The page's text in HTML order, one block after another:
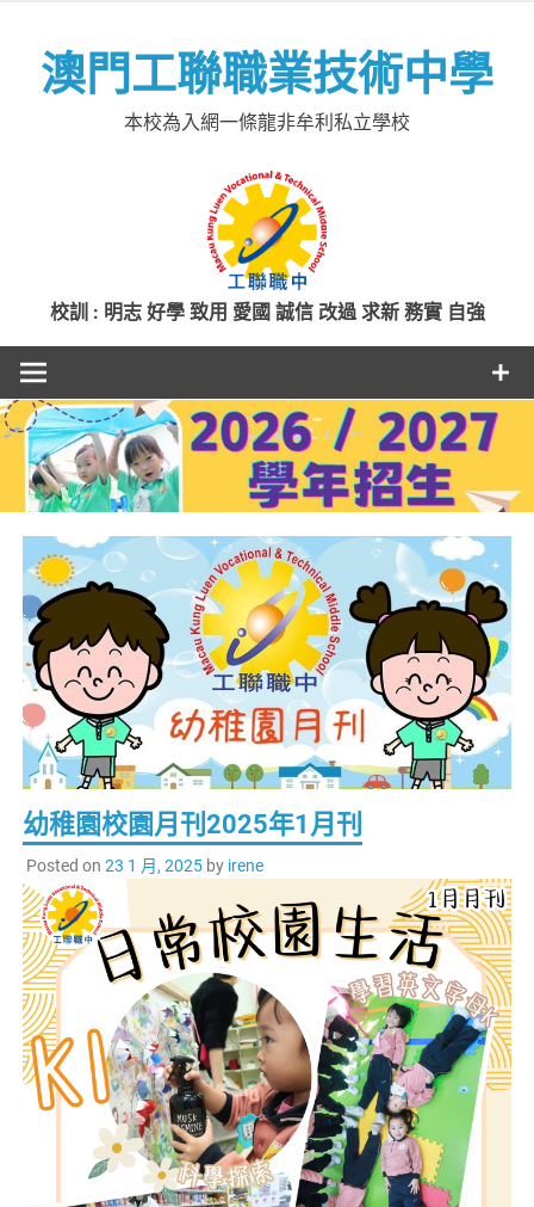
content澳門工聯職業技術中學
本校為入網一條龍非牟利私立學校
校訓 : 明志 好學 致用 愛國 誠信 改過 求新 務實 自強
幼稚園校園月刊2025年1月刊
Posted on 23 1 月, 2025by irene